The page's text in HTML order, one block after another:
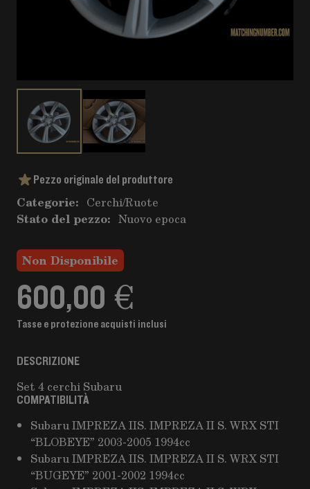
Pezzo originale del produttore
Categorie: Cerchi/Ruote
Stato del pezzo: Nuovo epoca
Non Disponibile
600,00 €
Tasse e protezione acquisti inclusi
DESCRIZIONE
Set 4 cerchi Subaru
COMPATIBILITÀ
Subaru IMPREZA IIS. IMPREZA II S. WRX STI
“BLOBEYE” 2003-2005 1994cc
Subaru IMPREZA IIS. IMPREZA II S. WRX STI
“BUGEYE” 2001-2002 1994cc